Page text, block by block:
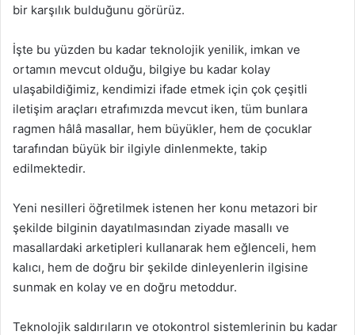
bir karşılık bulduğunu görürüz.
İşte bu yüzden bu kadar teknolojik yenilik, imkan ve
ortamın mevcut olduğu, bilgiye bu kadar kolay
ulaşabildiğimiz, kendimizi ifade etmek için çok çeşitli
iletişim araçları etrafımızda mevcut iken, tüm bunlara
ragmen hâlâ masallar, hem büyükler, hem de çocuklar
tarafından büyük bir ilgiyle dinlenmekte, takip
edilmektedir.
Yeni nesilleri öğretilmek istenen her konu metazori bir
şekilde bilginin dayatılmasından ziyade masallı ve
masallardaki arketipleri kullanarak hem eğlenceli, hem
kalıcı, hem de doğru bir şekilde dinleyenlerin ilgisine
sunmak en kolay ve en doğru metoddur.
Teknolojik saldırıların ve otokontrol sistemlerinin bu kadar